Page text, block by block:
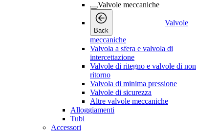
Valvole meccaniche
Back
Valvole
meccaniche
Valvola a sfera e valvola di
intercettazione
Valvole di ritegno e valvole di non
ritorno
Valvola di minima pressione
Valvole di sicurezza
Altre valvole meccaniche
Alloggiamenti
Tubi
Accessori